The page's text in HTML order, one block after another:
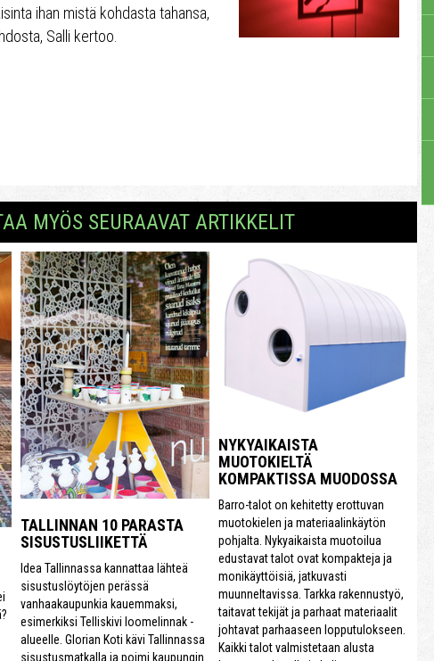
ihan mistä kohdasta tahansa,
Salli kertoo.
MYÖS SEURAAVAT ARTIKKELIT
TALLINNAN 10 PARASTA
SISUSTUSLIIKETTÄ
Idea Tallinnassa kannattaa lähteä
sisustuslöytöjen perässä
vanhaakaupunkia kauemmaksi,
esimerkiksi Telliskivi loomelinnak -
alueelle. Glorian Koti kävi Tallinnassa
sisustusmatkalla ja poimi kaupungin
NYKYAIKAISTA
MUOTOKIELTÄ
KOMPAKTISSA MUODOSSA
Barro-talot on kehitetty erottuvan
muotokielen ja materiaalinkäytön
pohjalta. Nykyaikaista muotoilua
edustavat talot ovat kompakteja ja
monikäyttöisiä, jatkuvasti
muunneltavissa. Tarkka rakennustyö,
taitavat tekijät ja parhaat materiaalit
johtavat parhaaseen lopputulokseen.
Kaikki talot valmistetaan alusta